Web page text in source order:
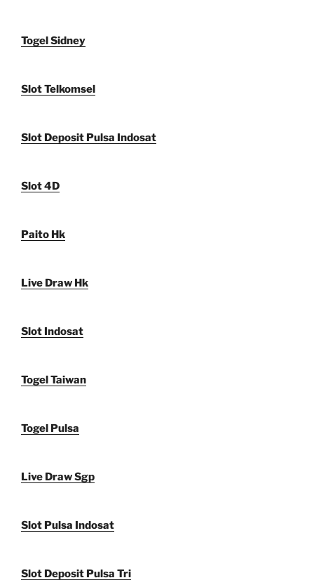
Togel Sidney
Slot Telkomsel
Slot Deposit Pulsa Indosat
Slot 4D
Paito Hk
Live Draw Hk
Slot Indosat
Togel Taiwan
Togel Pulsa
Live Draw Sgp
Slot Pulsa Indosat
Slot Deposit Pulsa Tri